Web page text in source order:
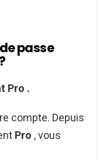
passe
Pro .
compte. Depuis
Pro , vous